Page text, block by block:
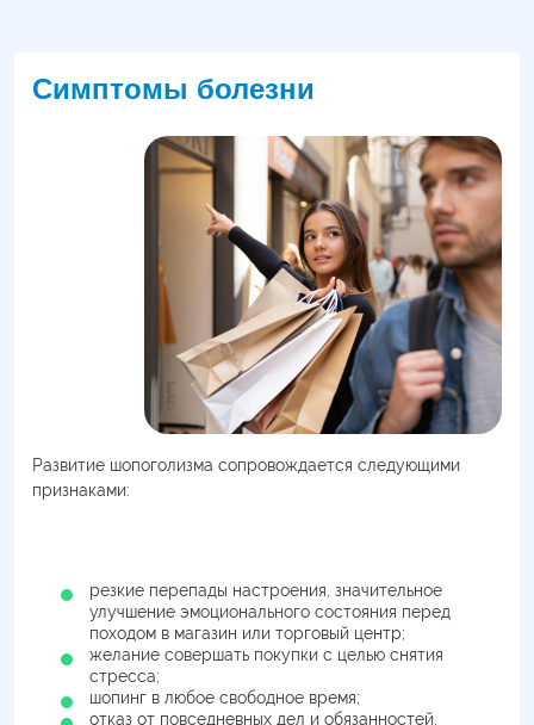
Симптомы болезни
Развитие шопоголизма сопровождается следующими
признаками:
резкие перепады настроения, значительное
улучшение эмоционального состояния перед
походом в магазин или торговый центр;
желание совершать покупки с целью снятия
стресса;
шопинг в любое свободное время;
отказ от повседневных дел и обязанностей,